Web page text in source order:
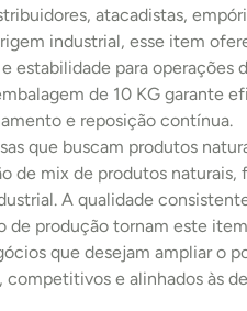
atacadistas,
industrial, esse item
estabilidade para operações
de 10 KG garante
e reposição contínua.
que buscam produtos
de mix de produtos naturais,
A qualidade
de produção tornam este
que desejam ampliar o
e alinhados às